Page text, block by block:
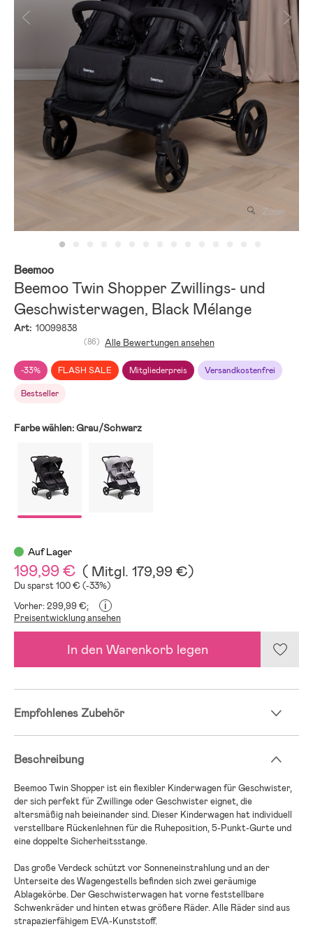
Zoom
Beemoo
Beemoo Twin Shopper Zwillings- und
Geschwisterwagen, Black Mélange
Art: 10099838
-33% FLASH SALE Mitgliederpreis Versandkostenfrei
Bestseller
(86) Alle Bewertungen ansehen
Farbe wählen:Grau/Schwarz
Auf Lager
199,99 € ( Mitgl. 179,99 €)
Du sparst 100 € (-33%)
Vorher: 299,99 €;
i
Preisentwicklung ansehen
In den Warenkorb legen
Empfohlenes Zubehör
Beschreibung
Beemoo Twin Shopper ist ein flexibler Kinderwagen für Geschwister,
der sich perfekt für Zwillinge oder Geschwister eignet, die
altersmäßig nah beieinander sind. Dieser Kinderwagen hat individuell
verstellbare Rückenlehnen für die Ruheposition, 5-Punkt-Gurte und
eine doppelte Sicherheitsstange.
Das große Verdeck schützt vor Sonneneinstrahlung und an der
Unterseite des Wagengestells befinden sich zwei geräumige
Ablagekörbe. Der Geschwisterwagen hat vorne feststellbare
Schwenkräder und hinten etwas größere Räder. Alle Räder sind aus
strapazierfähigem EVA-Kunststoff.